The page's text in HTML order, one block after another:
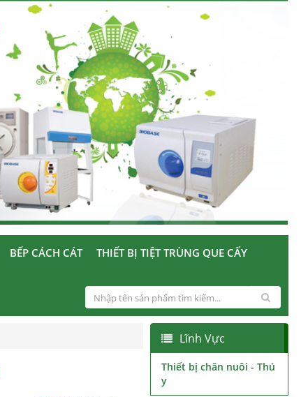
BẾP CÁCH CÁT
THIẾT BỊ TIỆT TRÙNG QUE CẤY
Lĩnh Vực
Thiết bị chăn nuôi - Thú
y